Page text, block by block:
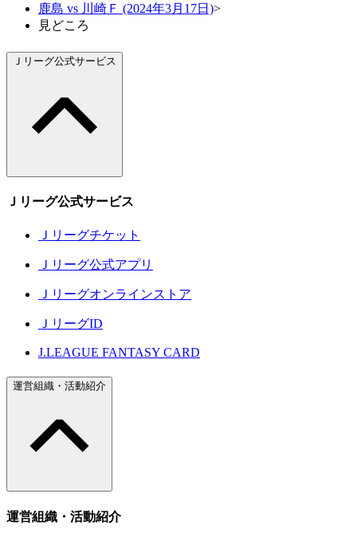
鹿島 vs 川崎Ｆ (2024年3月17日)>
見どころ
Ｊリーグ公式サービス
Ｊリーグ公式サービス
Ｊリーグチケット
Ｊリーグ公式アプリ
Ｊリーグオンラインストア
ＪリーグID
J.LEAGUE FANTASY CARD
運営組織・活動紹介
運営組織・活動紹介